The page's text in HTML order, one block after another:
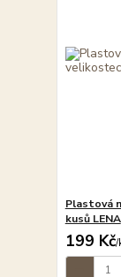
Plastová
kusů LENA
199 Kč/